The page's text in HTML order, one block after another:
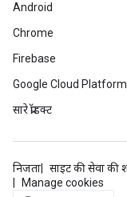
Android
Chrome
Firebase
Google Cloud Platform
सारे प्रॉडक्ट
निजता साइट की सेवा की
Manage cookies